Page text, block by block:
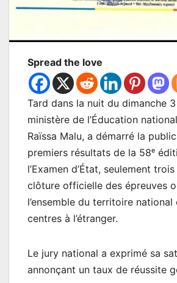
Spread the love
Tard dans la nuit du dimanche
ministère de l’Éducation
Raïssa Malu, a démarré la
premiers résultats de la 58ᵉ
l’Examen d’État, seulement
clôture officielle des épreuves
l’ensemble du territoire national
centres à l’étranger.
Le jury national a exprimé sa
annonçant un taux de réussite